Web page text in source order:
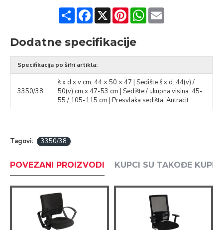
ShareFacebook
X PinterestWhatsApp
Email
Dodatne specifikacije
Specifikacija po šifri artikla:
3350/38
š x d x v cm: 44 × 50 × 47 | Sedište š x d: 44(v) /
50(v) cm x 47-53 cm | Sedište / ukupna visina: 45-
55 / 105-115 cm | Presvlaka sedišta: Antracit
Tagovi: 3350/38
POVEZANI PROIZVODI KUPCI SU TAKOĐE KUPILI